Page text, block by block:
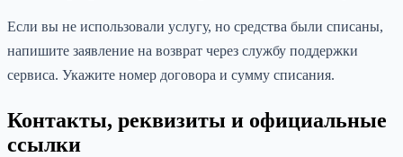
Если вы не использовали услугу, но средства были списаны,
напишите заявление на возврат через службу поддержки
сервиса. Укажите номер договора и сумму списания.
Контакты, реквизиты и официальные
ссылки